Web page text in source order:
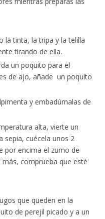
la tinta, la tripa y la telilla
tirando de ella.
un poquito para el
de ajo, añade un poquito
y embadúrnalas de
alta, vierte un
sepia, cuécela unos 2
por encima el zumo de
comprueba que esté
que queden en la
de perejil picado y a un